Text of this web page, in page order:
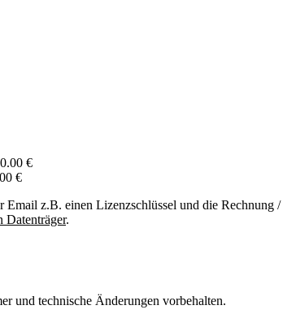
€
€
Email z.B. einen Lizenzschlüssel und die Rechnung /
Datenträger.
und technische Änderungen vorbehalten.